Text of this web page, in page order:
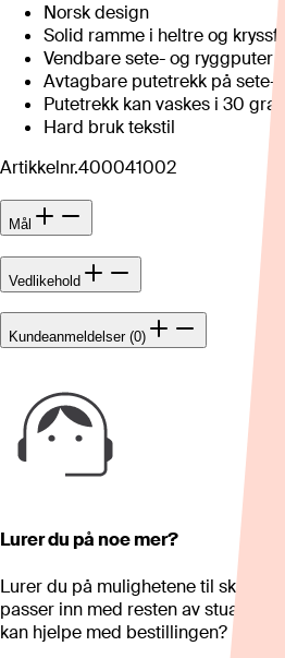
Norsk design
Solid ramme i heltre og
Vendbare sete- og ryggputer
Avtagbare putetrekk på sete-
Putetrekk kan vaskes i 30
Hard bruk tekstil
Artikkelnr.400041002
Mål
Vedlikehold
Kundeanmeldelser (0)
Lurer du på noe mer?
Lurer du på mulighetene til
passer inn med resten av stua
kan hjelpe med bestillingen?